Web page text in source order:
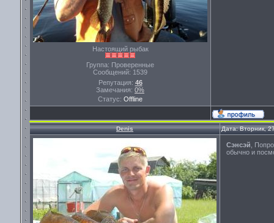
Настоящий рыбак
Группа: Проверенные
Сообщений: 1539
Репутация: 46
Замечания: 0%
Статус: Offline
Denis Дата: Вторник,
Сэнсэй ,
обычно и